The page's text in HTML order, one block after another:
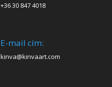
+36 30 847 4018
E-mail cím:
kinva@kinvaart.com